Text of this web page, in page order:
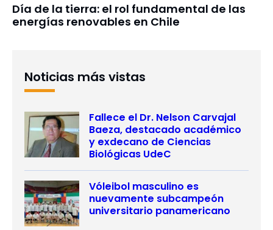
Día de la tierra: el rol fundamental de las
energías renovables en Chile
Noticias más vistas
Fallece el Dr. Nelson Carvajal
Baeza, destacado académico
y exdecano de Ciencias
Biológicas UdeC
Vóleibol masculino es
nuevamente subcampeón
universitario panamericano